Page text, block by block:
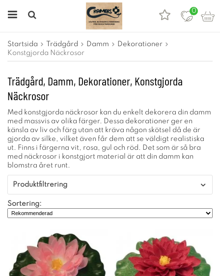
0
Startsida Trädgård Damm
Dekorationer
Konstgjorda Näckrosor
Trädgård, Damm, Dekorationer, Konstgjorda
Näckrosor
Med konstgjorda näckrosor kan du enkelt dekorera din damm
med massvis av olika färger. Dessa dekorationer ger en
känsla av liv och färg utan att kräva någon skötsel då de är
gjorda av silke, vilket även får dem att se väldigt realistiska
ut. Finns i färgerna vit, rosa, gul och röd. Det som är så bra
med näckrosor i konstgjort material är att din damm kan
blomstra året runt.
Produktfiltrering
Sortering: